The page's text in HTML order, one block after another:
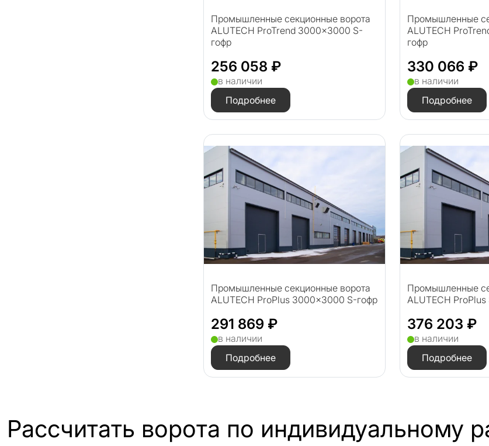
Промышленные секционные ворота
ALUTECH ProTrend 3000×3000 S-
гофр
256 058 ₽
в наличии
Подробнее
Промышленные
ALUTECH
гофр
330 066 ₽
в наличии
Подробнее
Промышленные секционные ворота
ALUTECH ProPlus 3000×3000 S-гофр
291 869 ₽
в наличии
Подробнее
Промышленные
ALUTECH
376 203 ₽
в наличии
Подробнее
Рассчитать ворота по индивидуальному